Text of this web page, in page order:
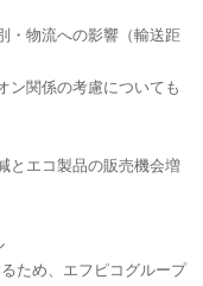
物流への影響（輸送距
ン関係の考慮についても
とエコ製品の販売機会増
ため、エフピコグループ